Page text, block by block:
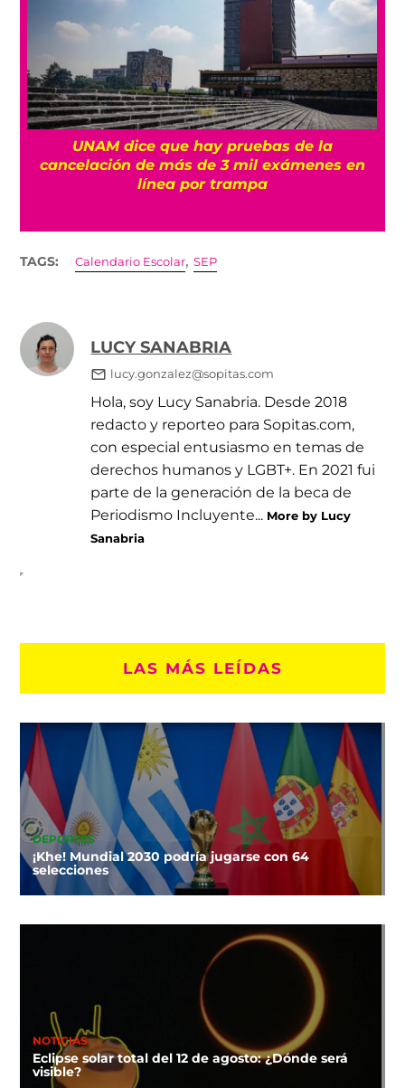
UNAM dice que hay pruebas de la
cancelación de más de 3 mil exámenes en
línea por trampa
TAGS: Calendario Escolar,SEP
LUCY SANABRIA
lucy.gonzalez@sopitas.com
Hola, soy Lucy Sanabria. Desde 2018
redacto y reporteo para Sopitas.com,
con especial entusiasmo en temas de
derechos humanos y LGBT+. En 2021 fui
parte de la generación de la beca de
Periodismo Incluyente... More by Lucy
Sanabria
LAS MÁS LEÍDAS
DEPORTES
¡Khe! Mundial 2030 podría jugarse con 64
selecciones
NOTICIAS
Eclipse solar total del 12 de agosto: ¿Dónde será
visible?